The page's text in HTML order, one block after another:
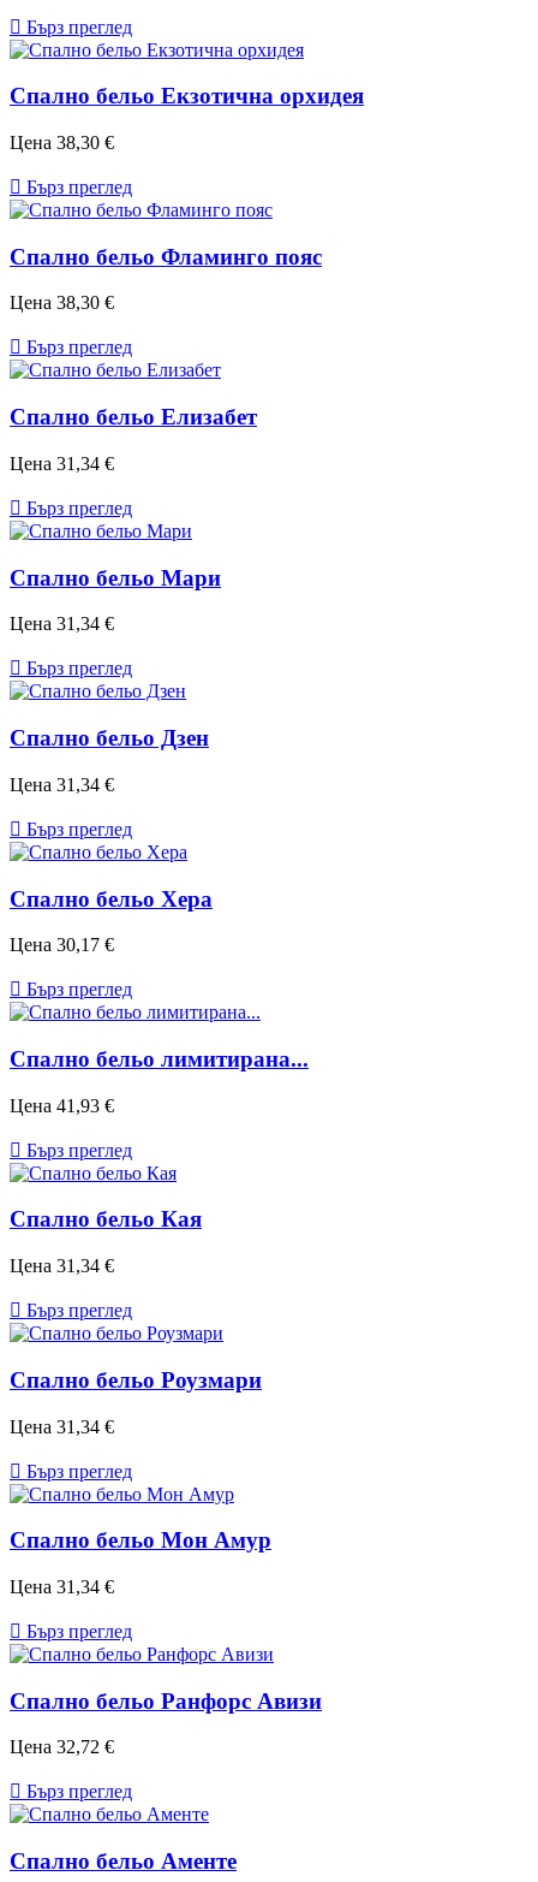
 Бърз преглед
Спално бельо Екзотична орхидея
Цена 38,30 €
 Бърз преглед
Спално бельо Фламинго пояс
Цена 38,30 €
 Бърз преглед
Спално бельо Елизабет
Цена 31,34 €
 Бърз преглед
Спално бельо Мари
Цена 31,34 €
 Бърз преглед
Спално бельо Дзен
Цена 31,34 €
 Бърз преглед
Спално бельо Хера
Цена 30,17 €
 Бърз преглед
Спално бельо лимитирана...
Цена 41,93 €
 Бърз преглед
Спално бельо Кая
Цена 31,34 €
 Бърз преглед
Спално бельо Роузмари
Цена 31,34 €
 Бърз преглед
Спално бельо Мон Амур
Цена 31,34 €
 Бърз преглед
Спално бельо Ранфорс Авизи
Цена 32,72 €
 Бърз преглед
Спално бельо Аменте